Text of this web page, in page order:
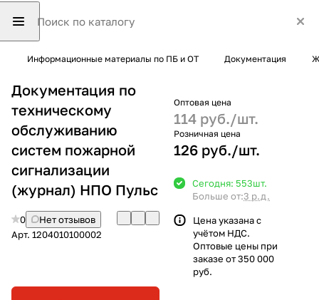
Информационные материалы по ПБ и ОТ Документация
Документация по
техническому
обслуживанию
систем пожарной
сигнализации
(журнал) НПО Пульс
0
Нет отзывов
Арт. 1204010100002
Оптовая цена
114 руб./шт.
Розничная цена
126 руб./шт.
Сегодня: 553шт.
Больше от:3 р.д.
Цена указана с
учётом НДС.
Оптовые цены при
заказе от 350 000
руб.